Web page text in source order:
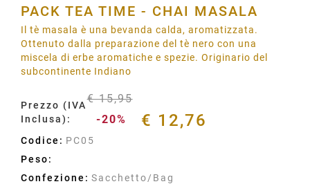
PACK TEA TIME - CHAI MASALA
Il tè masala è una bevanda calda, aromatizzata.
Ottenuto dalla preparazione del tè nero con una
miscela di erbe aromatiche e spezie. Originario del
subcontinente Indiano
Prezzo (IVA
Inclusa):
€ 15,95
-20%
€ 12,76
Codice: PC05
Peso:
Confezione: Sacchetto/Bag